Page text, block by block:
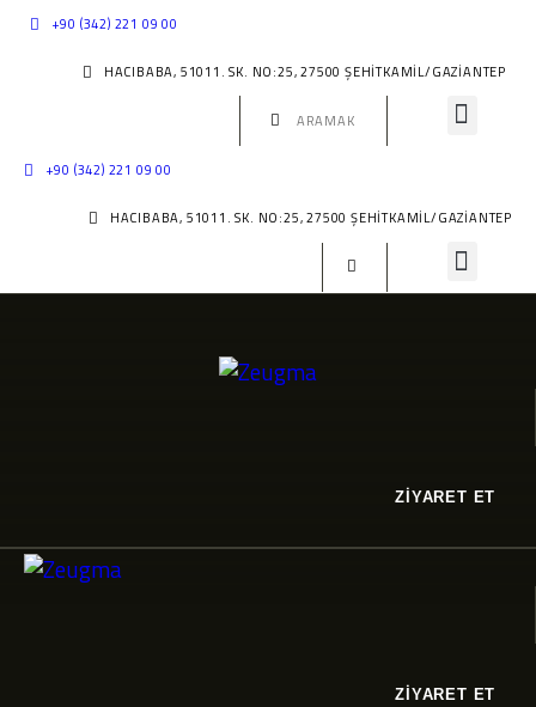
+90 (342) 221 09 00
HACIBABA, 51011. SK. NO:25, 27500 ŞEHITKAMIL/GAZIANTEP
+90 (342) 221 09 00
HACIBABA, 51011. SK. NO:25, 27500 ŞEHITKAMIL/GAZIANTEP
ZİYARET ET
ZİYARET ET
GENEL
GENEL TARIHÇE
ESERLER
İLETIŞIM
SANAL MÜZE